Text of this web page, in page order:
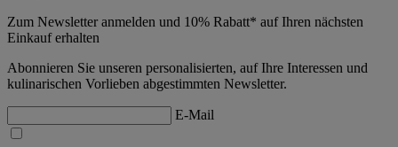
Zum Newsletter anmelden und 10% Rabatt* auf Ihren nächsten
Einkauf erhalten
Abonnieren Sie unseren personalisierten, auf Ihre Interessen und
kulinarischen Vorlieben abgestimmten Newsletter.
E-Mail